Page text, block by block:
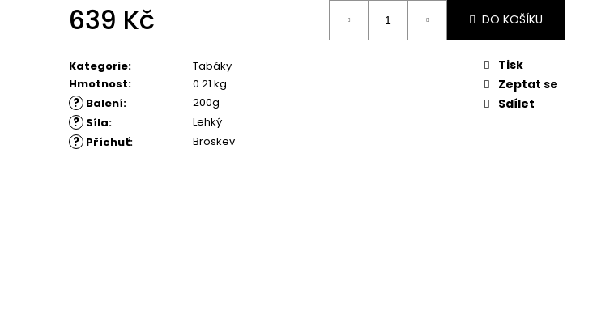
639 Kč
cena:
DO KOŠÍKU
Kategorie:
Tabáky
Hmotnost: 0.21 kg
? Balení: 200g
? Síla: Lehký
? Příchuť: Broskev
Tisk
Zeptat se
Sdílet